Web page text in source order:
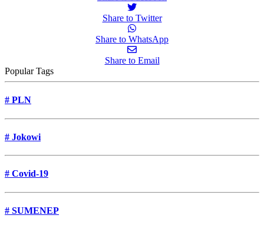
Share to Twitter
Share to WhatsApp
Share to Email
Popular Tags
# PLN
# Jokowi
# Covid-19
# SUMENEP